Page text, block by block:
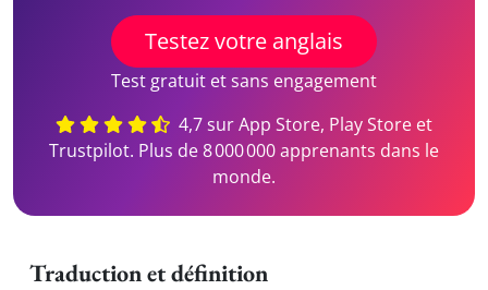
Testez votre anglais
Test gratuit et sans engagement
4,7 sur App Store, Play Store et
Trustpilot. Plus de 8 000 000 apprenants dans le
monde.
Traduction et définition